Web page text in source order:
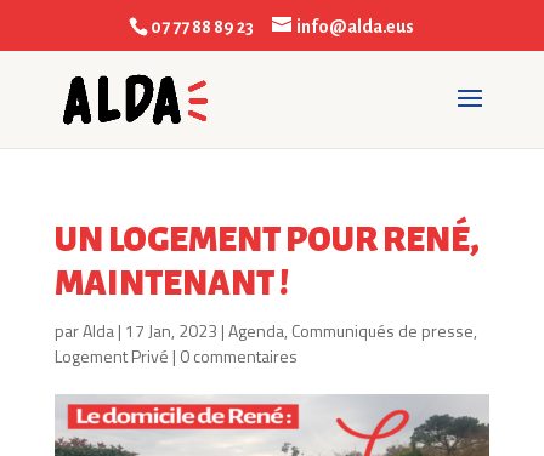
07 77 88 89 23 info@alda.eus
UN LOGEMENT POUR RENÉ,
MAINTENANT !
parAlda| 17 Jan, 2023 |Agenda, Communiqués de presse,
Logement Privé | 0 commentaires